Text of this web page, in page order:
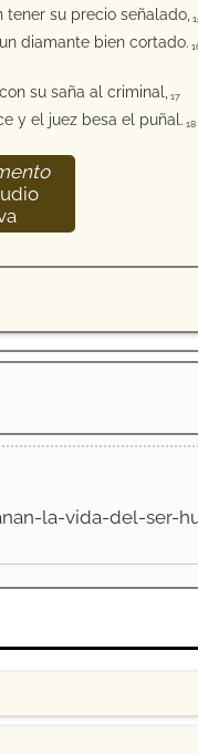
tener su precio señalado,
diamante bien cortado.
su saña al criminal, 17
y el juez besa el puñal. 18
la-vida-del-ser-